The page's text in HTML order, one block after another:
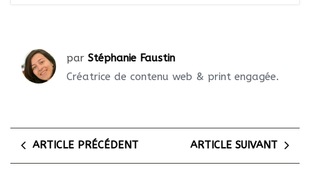
par Stéphanie Faustin
Créatrice de contenu web & print engagée.
ARTICLE PRÉCÉDENT ARTICLE SUIVANT